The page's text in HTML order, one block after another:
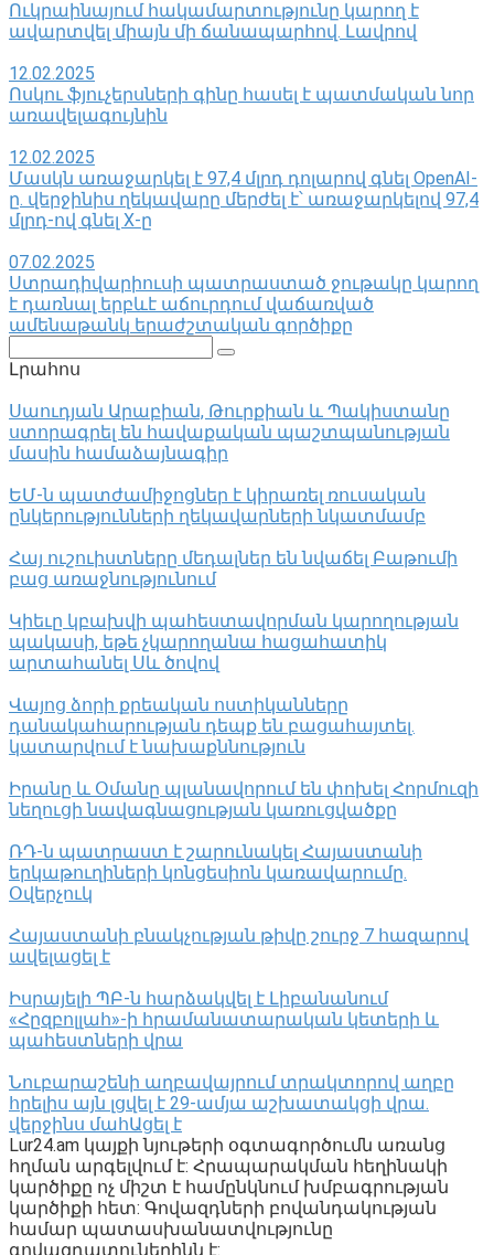
Ուկրաինայում հակամարտությունը կարող է
ավարտվել միայն մի ճանապարհով․ Լավրով
12.02.2025
Ոսկու ֆյուչերսների գինը հասել է պատմական նոր
առավելագույնին
12.02.2025
Մասկն առաջարկել է 97,4 մլրդ դոլարով գնել OpenAI-
ը. վերջինիս ղեկավարը մերժել է՝ առաջարկելով 97,4
մլրդ-ով գնել X-ը
07.02.2025
Ստրադիվարիուսի պատրաստած ջութակը կարող
է դառնալ երբևէ աճուրդում վաճառված
ամենաթանկ երաժշտական ​​գործիքը
Լրահոս
Սաուդյան Արաբիան, Թուրքիան և Պակիստանը
ստորագրել են հավաքական պաշտպանության
մասին համաձայնագիր
ԵՄ-ն պատժամիջոցներ է կիրառել ռուսական
ընկերությունների ղեկավարների նկատմամբ
Հայ ուշուիստները մեդալներ են նվաճել Բաթումի
բաց առաջնությունում
Կիեւը կբախվի պահեստավորման կարողության
պակասի, եթե չկարողանա հացահատիկ
արտահանել Սև ծովով
Վայոց ձորի քրեական ոստիկանները
դանակահարության դեպք են բացահայտել․
կատարվում է նախաքննություն
Իրանը և Օմանը պլանավորում են փոխել Հորմուզի
նեղուցի նավագնացության կառուցվածքը
ՌԴ-ն պատրաստ է շարունակել Հայաստանի
երկաթուղիների կոնցեսիոն կառավարումը.
Օվերչուկ
Հայաստանի բնակչության թիվը շուրջ 7 հազարով
ավելացել է
Իսրայելի ՊԲ-ն հարձակվել է Լիբանանում
«Հըզբոլլահ»-ի հրամանատարական կետերի և
պահեստների վրա
Նուբարաշենի աղբավայրում տրակտորով աղբը
հրելիս այն լցվել է 29-ամյա աշխատակցի վրա.
վերջինս մահԱցել է
Lur24.am կայքի նյութերի օգտագործումն առանց
հղման արգելվում է: Հրապարակման հեղինակի
կարծիքը ոչ միշտ է համընկնում խմբագրության
կարծիքի հետ: Գովազդների բովանդակության
համար պատասխանատվությունը
գովազդատուներինն է: